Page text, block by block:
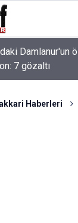
Damlanur'un
7 gözaltı
Haberleri